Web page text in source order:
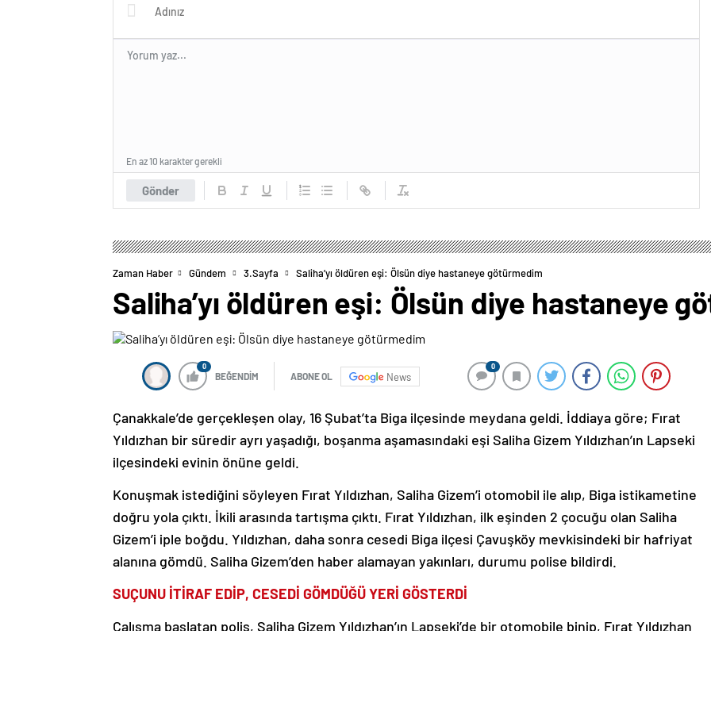
Gönder
En az 10 karakter gerekli
Zaman Haber Gündem 3.Sayfa Saliha’yı öldüren eşi: Ölsün diye hastaneye götürmedim
Saliha’yı öldüren eşi: Ölsün diye hastaneye
0
BEĞENDİM ABONE OL News
0
Çanakkale’de gerçekleşen olay, 16 Şubat’ta Biga ilçesinde meydana geldi. İddiaya göre; Fırat
Yıldızhan bir süredir ayrı yaşadığı, boşanma aşamasındaki eşi Saliha Gizem Yıldızhan’ın Lapseki
ilçesindeki evinin önüne geldi.
Konuşmak istediğini söyleyen Fırat Yıldızhan, Saliha Gizem’i otomobil ile alıp, Biga istikametine
doğru yola çıktı. İkili arasında tartışma çıktı. Fırat Yıldızhan, ilk eşinden 2 çocuğu olan Saliha
Gizem’i iple boğdu. Yıldızhan, daha sonra cesedi Biga ilçesi Çavuşköy mevkisindeki bir hafriyat
alanına gömdü. Saliha Gizem’den haber alamayan yakınları, durumu polise bildirdi.
SUÇUNU İTİRAF EDİP, CESEDİ GÖMDÜĞÜ YERİ GÖSTERDİ
Çalışma başlatan polis, Saliha Gizem Yıldızhan’ın Lapseki’de bir otomobile binip, Fırat Yıldızhan